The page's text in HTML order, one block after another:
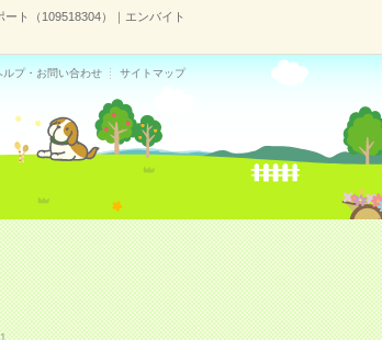
ト（109518304）｜エンバイト
ルプ・お問い合わせ サイトマップ